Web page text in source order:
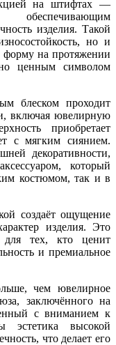
на штифтах —
изделия. Такой
но и
форму на протяжении
ценным символом
блеском проходит
включая ювелирную
приобретает
с мягким сиянием.
декоративности,
который
костюмом, так и в
создаёт ощущение
изделия. Это
для тех, кто ценит
и премиальное
чем ювелирное
заключённого на
с вниманием к
высокой
что делает его